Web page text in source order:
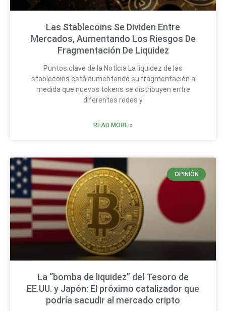
Las Stablecoins Se Dividen Entre
Mercados, Aumentando Los Riesgos De
Fragmentación De Liquidez
Puntos clave de la Noticia La liquidez de las
stablecoins está aumentando su fragmentación a
medida que nuevos tokens se distribuyen entre
diferentes redes y
READ MORE »
OPINIÓN
La “bomba de liquidez” del Tesoro de
EE.UU. y Japón: El próximo catalizador que
podría sacudir al mercado cripto